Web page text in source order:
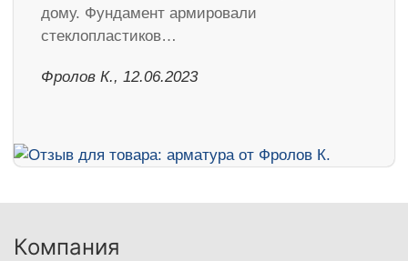
дому. Фундамент армировали
стеклопластиков…
Фролов К., 12.06.2023
Компания